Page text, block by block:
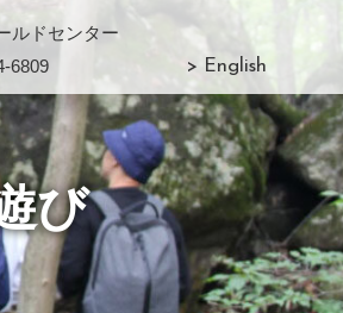
ルドセンター
6809
> English
び